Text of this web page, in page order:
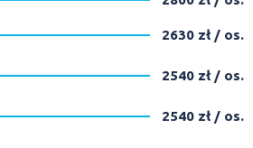
2630 zł / os.
2540 zł / os.
2540 zł / os.